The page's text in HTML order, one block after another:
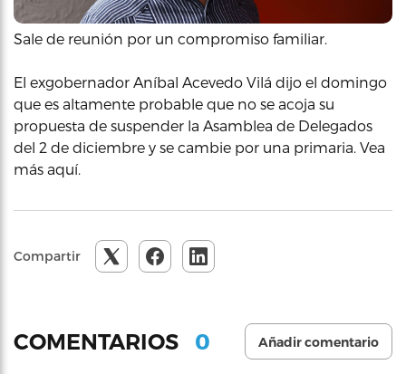
Sale de reunión por un compromiso familiar.
El exgobernador Aníbal Acevedo Vilá dijo el domingo
que es altamente probable que no se acoja su
propuesta de suspender la Asamblea de Delegados
del 2 de diciembre y se cambie por una primaria. Vea
más aquí.
Compartir
COMENTARIOS 0 Añadir comentario